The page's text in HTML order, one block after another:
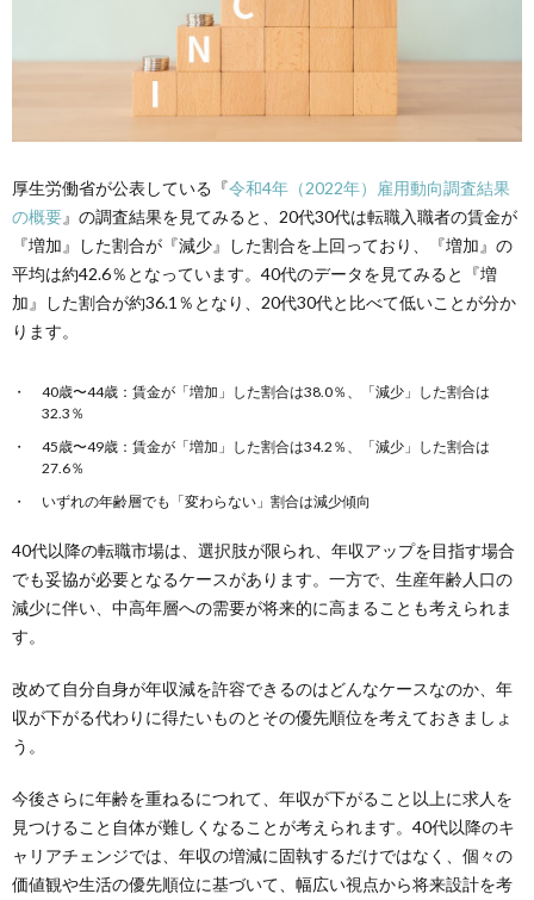
厚生労働省が公表している 『令和4年（2022年）雇用動向調査結果
の概要』 の調査結果を見てみると、20代30代は転職入職者の賃金が
『増加』した割合が『減少』した割合を上回っており、『増加』の
平均は約42.6％となっています。40代のデータを見てみると『増
加』した割合が約36.1％となり、20代30代と比べて低いことが分か
ります。
40歳〜44歳：賃金が「増加」した割合は38.0％、「減少」した割合は
32.3％
45歳〜49歳：賃金が「増加」した割合は34.2％、「減少」した割合は
27.6％
いずれの年齢層でも「変わらない」割合は減少傾向
40代以降の転職市場は、選択肢が限られ、年収アップを目指す場合
でも妥協が必要となるケースがあります。一方で、生産年齢人口の
減少に伴い、中高年層への需要が将来的に高まることも考えられま
す。
改めて自分自身が年収減を許容できるのはどんなケースなのか、年
収が下がる代わりに得たいものとその優先順位を考えておきましょ
う。
今後さらに年齢を重ねるにつれて、年収が下がること以上に求人を
見つけること自体が難しくなることが考えられます。40代以降のキ
ャリアチェンジでは、年収の増減に固執するだけではなく、個々の
価値観や生活の優先順位に基づいて、幅広い視点から将来設計を考